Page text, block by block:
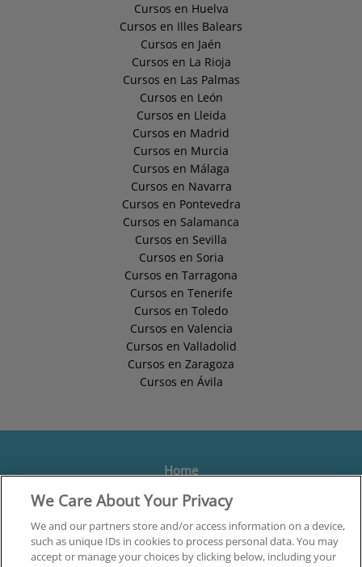
Cursos en Huelva
Cursos en Illes Balears
Cursos en Jaén
Cursos en La Rioja
Cursos en Las Palmas
Cursos en León
Cursos en Lleida
Cursos en Madrid
Cursos en Murcia
Cursos en Málaga
Cursos en Navarra
Cursos en Pontevedra
Cursos en Salamanca
Cursos en Sevilla
Cursos en Soria
Cursos en Tarragona
Cursos en Tenerife
Cursos en Toledo
Cursos en Valencia
Cursos en Valladolid
Cursos en Zaragoza
Cursos en Ávila
Home
Formación
Centros
Orientación
We Care About Your Privacy
We and our partners store and/or access information on a device,
such as unique IDs in cookies to process personal data. You may
accept or manage your choices by clicking below, including your